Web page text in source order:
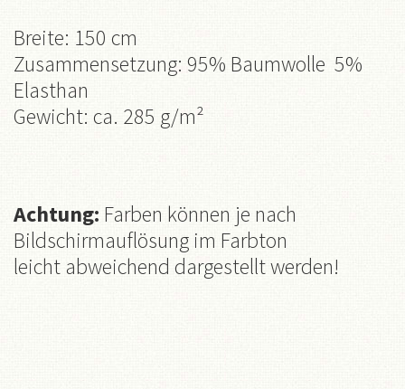
Breite: 150 cm
Zusammensetzung: 95% Baumwolle 5%
Elasthan
Gewicht: ca. 285 g/m²
Achtung: Farben können je nach
Bildschirmauflösung im Farbton
leicht abweichend dargestellt werden!